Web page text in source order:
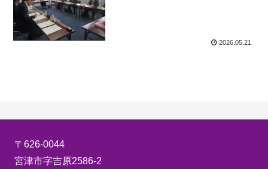
2026.05.21
〒626-0044
宮津市字吉原2586-2